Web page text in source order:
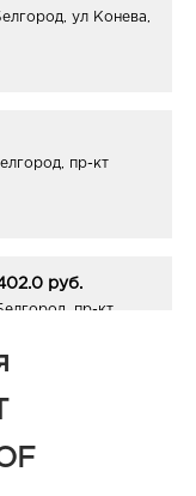
ул Конева,
пр-кт
руб.
пр-кт
ул Попова,